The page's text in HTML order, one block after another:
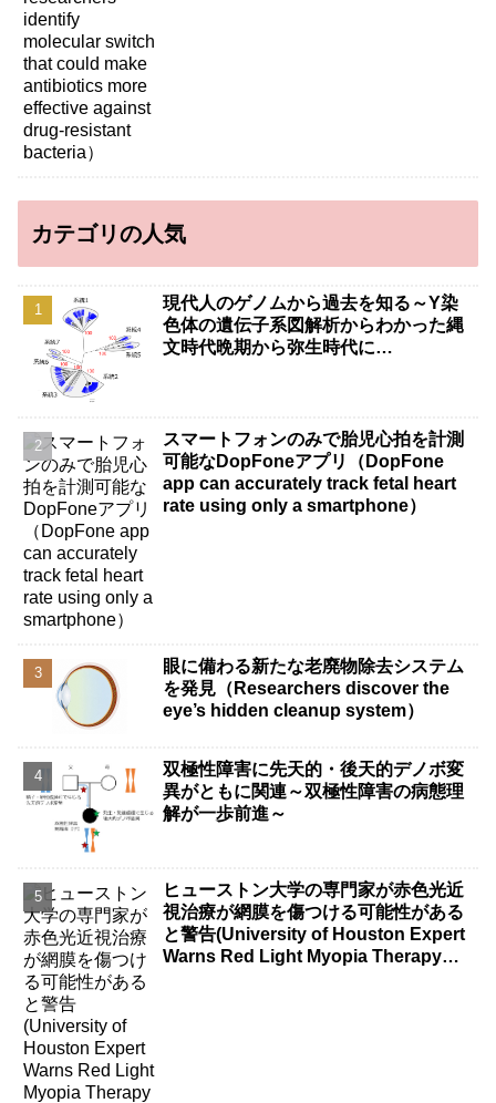
カテゴリの人気
現代人のゲノムから過去を知る～Y染
色体の遺伝子系図解析からわかった縄
文時代晩期から弥生時代に…
スマートフォンのみで胎児心拍を計測
可能なDopFoneアプリ（DopFone
app can accurately track fetal heart
rate using only a smartphone）
眼に備わる新たな老廃物除去システム
を発見（Researchers discover the
eye’s hidden cleanup system）
双極性障害に先天的・後天的デノボ変
異がともに関連～双極性障害の病態理
解が一歩前進～
ヒューストン大学の専門家が赤色光近
視治療が網膜を傷つける可能性がある
と警告(University of Houston Expert
Warns Red Light Myopia Therapy